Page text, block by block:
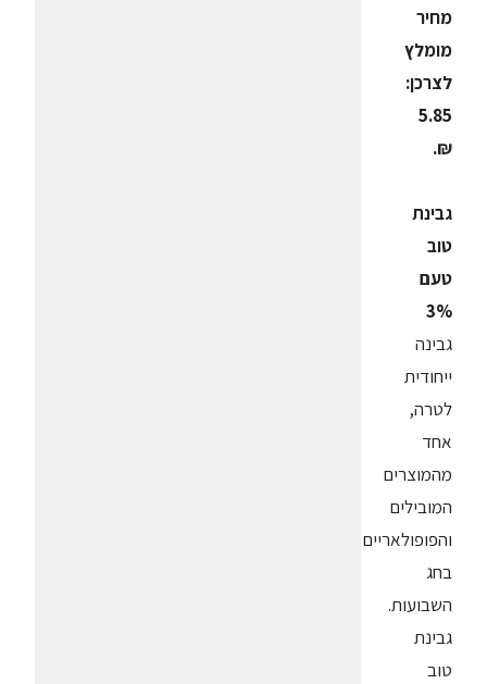
מחיר
מומלץ
לצרכן:
5.85
₪.
גבינת
טוב
טעם
3%
גבינה
ייחודית
לטרה,
אחד
מהמוצרים
המובילים
והפופולאריים
בחג
השבועות.
גבינת
טוב